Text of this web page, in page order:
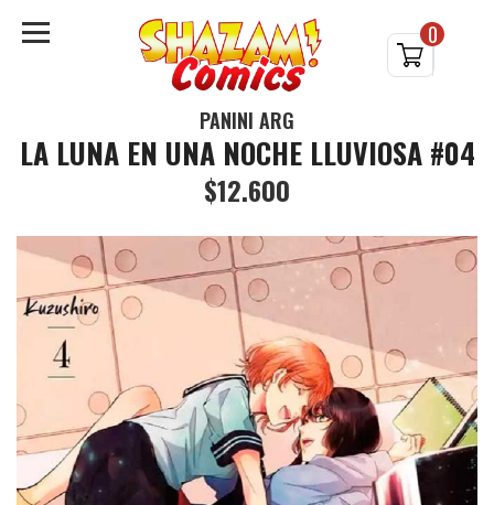
0
PANINI ARG
LA LUNA EN UNA NOCHE LLUVIOSA #04
$12.600